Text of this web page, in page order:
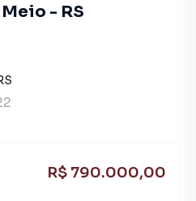
- RS
R$ 790.000,00